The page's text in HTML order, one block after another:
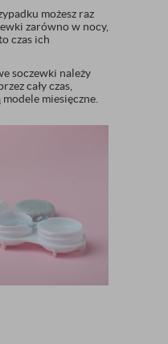
możesz raz
zarówno w nocy,
czas ich
soczewki należy
cały czas,
miesięczne.